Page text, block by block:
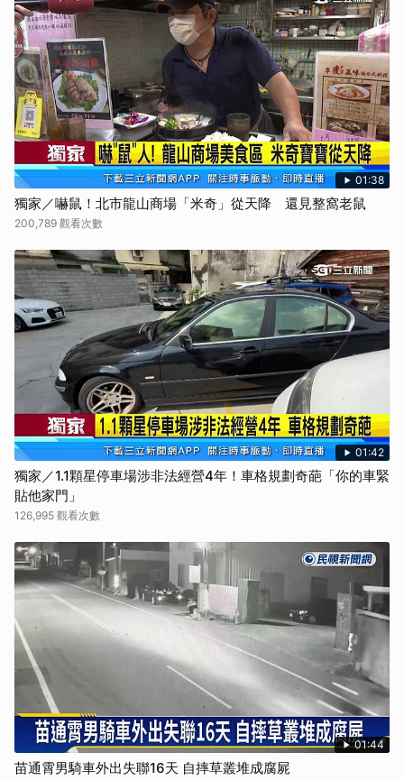
01:38
獨家／嚇鼠！北市龍山商場「米奇」從天降 還見整窩老鼠
200,789 觀看次數
01:42
獨家／1.1顆星停車場涉非法經營4年！車格規劃奇葩「你的車緊
貼他家門」
126,995 觀看次數
01:44
苗通霄男騎車外出失聯16天 自摔草叢堆成腐屍